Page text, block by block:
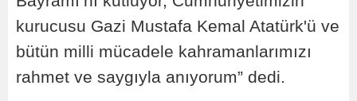
kurucusu Gazi Mustafa Kemal Atatürk'ü ve
bütün milli mücadele kahramanlarımızı
rahmet ve saygıyla anıyorum” dedi.